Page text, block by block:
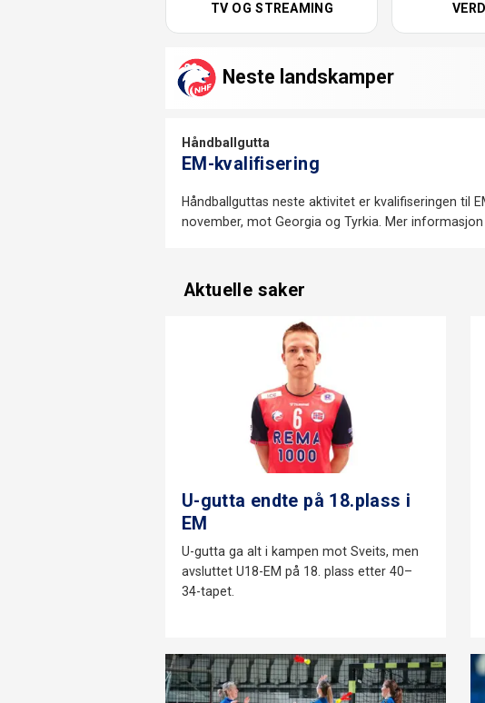
TV OG STREAMING
Neste landskamper
Håndballgutta
EM-kvalifisering
Håndballguttas neste aktivitet er kvalifiseringen til
november, mot Georgia og Tyrkia. Mer
Aktuelle saker
U-gutta endte på 18.plass i
EM
U-gutta ga alt i kampen mot Sveits, men
avsluttet U18-EM på 18. plass etter 40–
34-tapet.